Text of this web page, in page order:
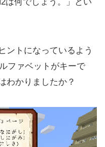
ントになっているよう
ファベットがキーで
わかりましたか？